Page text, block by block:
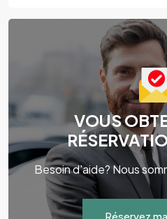
VOUS
Besoin d'aide? Nous
Réservez